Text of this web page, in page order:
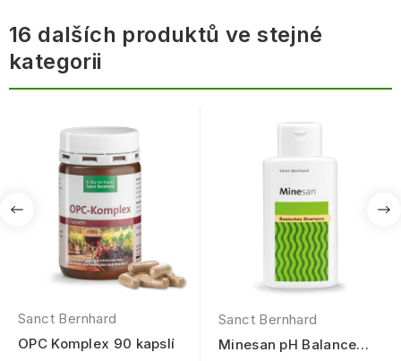
16 dalších produktů ve stejné
kategorii
Sanct Bernhard
OPC Komplex 90 kapslí
Sanct Bernhard
Minesan pH Balance